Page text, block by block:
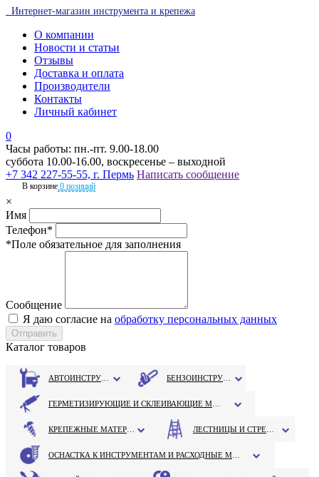
Интернет-магазин инструмента и крепежа
О компании
Новости и статьи
Отзывы
Доставка и оплата
Производители
Контакты
Личный кабинет
0
Часы работы: пн.-пт. 9.00-18.00
суббота 10.00-16.00, воскресенье – выходной
+7 342 227-55-55, г. Пермь Написать сообщение
В корзине 0 позиций
×
Имя
Телефон*
*Поле обязательное для заполнения
Сообщение
Я даю согласие на обработку персональных данных
Каталог товаров